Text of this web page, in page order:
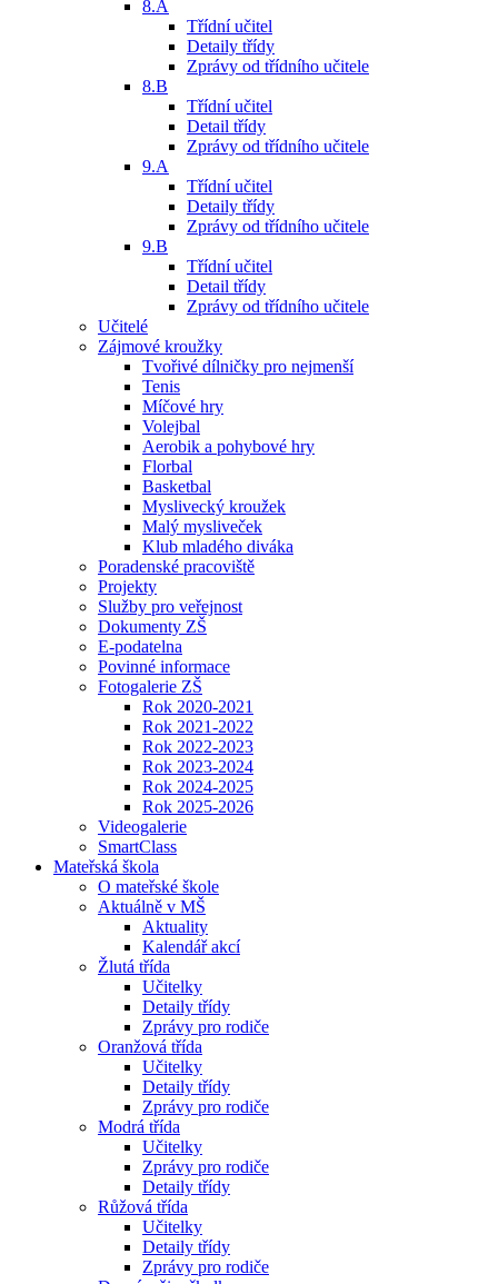
8.A
Třídní učitel
Detaily třídy
Zprávy od třídního učitele
8.B
Třídní učitel
Detail třídy
Zprávy od třídního učitele
9.A
Třídní učitel
Detaily třídy
Zprávy od třídního učitele
9.B
Třídní učitel
Detail třídy
Zprávy od třídního učitele
Učitelé
Zájmové kroužky
Tvořivé dílničky pro nejmenší
Tenis
Míčové hry
Volejbal
Aerobik a pohybové hry
Florbal
Basketbal
Myslivecký kroužek
Malý mysliveček
Klub mladého diváka
Poradenské pracoviště
Projekty
Služby pro veřejnost
Dokumenty ZŠ
E-podatelna
Povinné informace
Fotogalerie ZŠ
Rok 2020-2021
Rok 2021-2022
Rok 2022-2023
Rok 2023-2024
Rok 2024-2025
Rok 2025-2026
Videogalerie
SmartClass
Mateřská škola
O mateřské škole
Aktuálně v MŠ
Aktuality
Kalendář akcí
Žlutá třída
Učitelky
Detaily třídy
Zprávy pro rodiče
Oranžová třída
Učitelky
Detaily třídy
Zprávy pro rodiče
Modrá třída
Učitelky
Zprávy pro rodiče
Detaily třídy
Růžová třída
Učitelky
Detaily třídy
Zprávy pro rodiče